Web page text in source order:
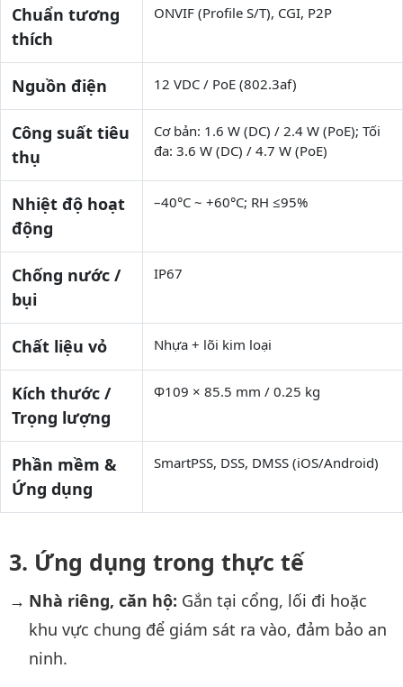
Chuẩn tương
thích
ONVIF (Profile S/T), CGI, P2P
Nguồn điện 12 VDC / PoE (802.3af)
Công suất tiêu
thụ
Cơ bản: 1.6 W (DC) / 2.4 W (PoE); Tối
đa: 3.6 W (DC) / 4.7 W (PoE)
Nhiệt độ hoạt
động
–40°C ~ +60°C; RH ≤95%
Chống nước /
bụi
IP67
Chất liệu vỏ Nhựa + lõi kim loại
Kích thước /
Trọng lượng
Φ109 × 85.5 mm / 0.25 kg
Phần mềm &
Ứng dụng
SmartPSS, DSS, DMSS (iOS/Android)
Ứng dụng trong thực tế
Nhà riêng, căn hộ: Gắn tại cổng, lối đi hoặc
khu vực chung để giám sát ra vào, đảm bảo an
ninh.